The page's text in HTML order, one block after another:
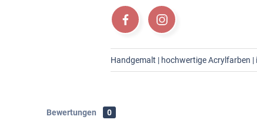
Handgemalt | hochwertige Acrylfarben
Bewertungen 0